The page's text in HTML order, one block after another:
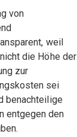
von
weil
die Höhe der
zur
sei
benachteilige
entgegen den